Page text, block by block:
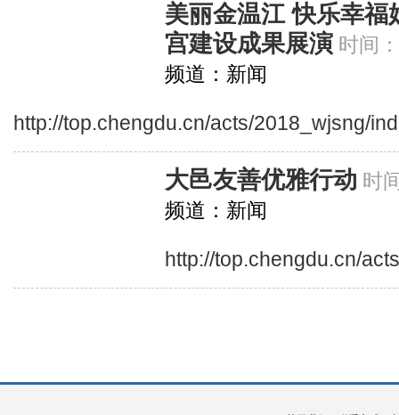
美丽金温江 快乐幸福
宫建设成果展演 时间
频道：新闻
http://top.chengdu.cn/acts/2018_wjsng/
大邑友善优雅行动 时
频道：新闻
http://top.chengdu.cn/